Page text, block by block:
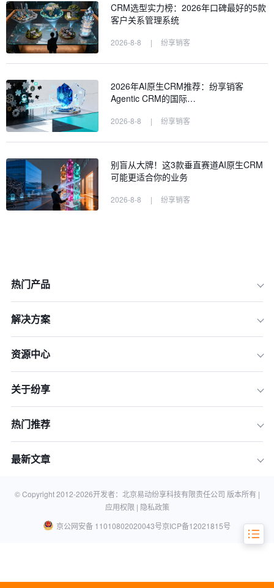
二、售后服务管理软件的作用
CRM选型实力榜：2026年口碑最好的5款
客户关系管理系统
2026-8-8 | 纷享销客
2026年AI原生CRM推荐：纷享销客
Agentic CRM的国际…
2026-8-8 | 纷享销客
别盲从大牌！这3款垂直赛道AI原生CRM
可能更适合你的业务
2026-8-8 | 纷享销客
热门产品
解决方案
资源中心
关于纷享
热门推荐
最新文章
© Copyright 2012-2026开发者：北京易动纷享科技有限责任公司 版本所有 |
应用权限 | 隐私政策
京公网安备 11010802020043号京ICP备12021815号